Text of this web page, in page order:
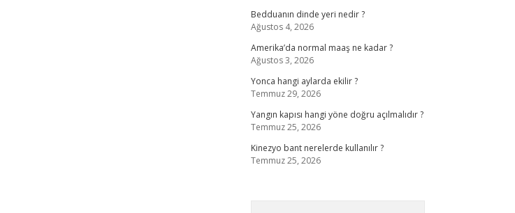
Bedduanın dinde yeri nedir ?
Ağustos 4, 2026
Amerika’da normal maaş ne kadar ?
Ağustos 3, 2026
Yonca hangi aylarda ekilir ?
Temmuz 29, 2026
Yangın kapısı hangi yöne doğru açılmalıdır ?
Temmuz 25, 2026
Kinezyo bant nerelerde kullanılır ?
Temmuz 25, 2026